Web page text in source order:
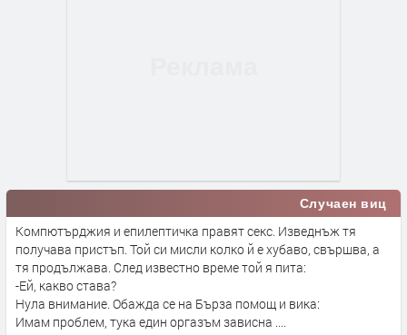
Случаен виц
Компютърджия и епилептичка правят секс. Изведнъж тя
получава пристъп. Той си мисли колко й е хубаво, свършва, а
тя продължава. След известно време той я пита:
-Ей, какво става?
Нула внимание. Обажда се на Бърза помощ и вика:
Имам проблем, тука един оргазъм зависна ....